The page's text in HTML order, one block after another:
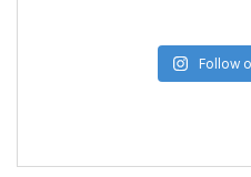
Follow